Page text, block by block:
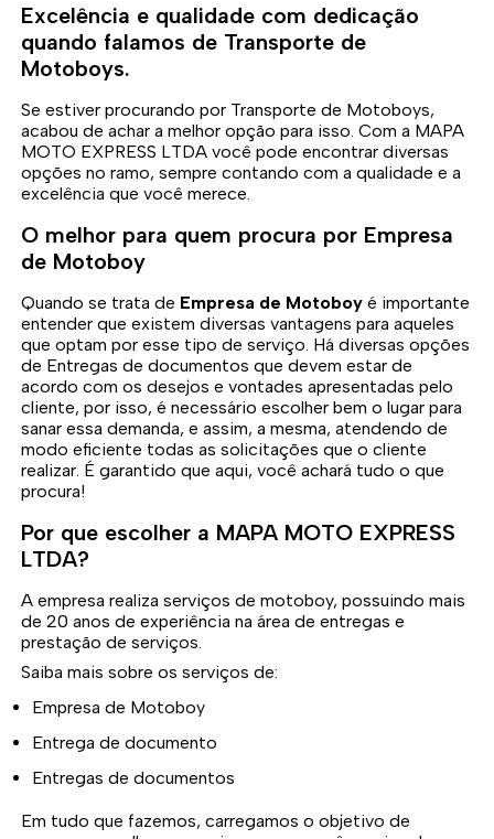
Excelência e qualidade com dedicação
quando falamos de Transporte de
Motoboys.
Se estiver procurando por Transporte de Motoboys,
acabou de achar a melhor opção para isso. Com a MAPA
MOTO EXPRESS LTDA você pode encontrar diversas
opções no ramo, sempre contando com a qualidade e a
excelência que você merece.
O melhor para quem procura por Empresa
de Motoboy
Quando se trata de Empresa de Motoboy é importante
entender que existem diversas vantagens para aqueles
que optam por esse tipo de serviço. Há diversas opções
de Entregas de documentos que devem estar de
acordo com os desejos e vontades apresentadas pelo
cliente, por isso, é necessário escolher bem o lugar para
sanar essa demanda, e assim, a mesma, atendendo de
modo eficiente todas as solicitações que o cliente
realizar. É garantido que aqui, você achará tudo o que
procura!
Por que escolher a MAPA MOTO EXPRESS
LTDA?
A empresa realiza serviços de motoboy, possuindo mais
de 20 anos de experiência na área de entregas e
prestação de serviços.
Saiba mais sobre os serviços de:
Empresa de Motoboy
Entrega de documento
Entregas de documentos
Em tudo que fazemos, carregamos o objetivo de